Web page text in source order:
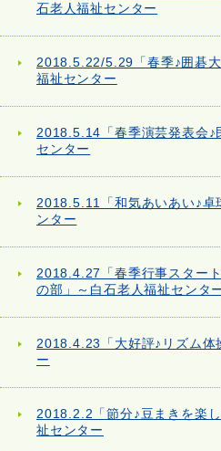
石老人福祉センター
2018.5.22/5.29「春季♪囲碁
福祉センター
2018.5.14「春季演芸発表会♪
センター
2018.5.11「和気あいあい♪卓
ンター
2018.4.27「春季行事スター
の部」～白石老人福祉センタ
2018.4.23「大好評♪リズム体
ー
2018.2.2「節分♪豆まきを楽
祉センター